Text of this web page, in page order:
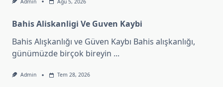
Admin Ağu 5, 2026
Bahis Aliskanligi Ve Guven Kaybi
Bahis Alışkanlığı ve Güven Kaybı Bahis alışkanlığı,
günümüzde birçok bireyin ...
Admin Tem 28, 2026